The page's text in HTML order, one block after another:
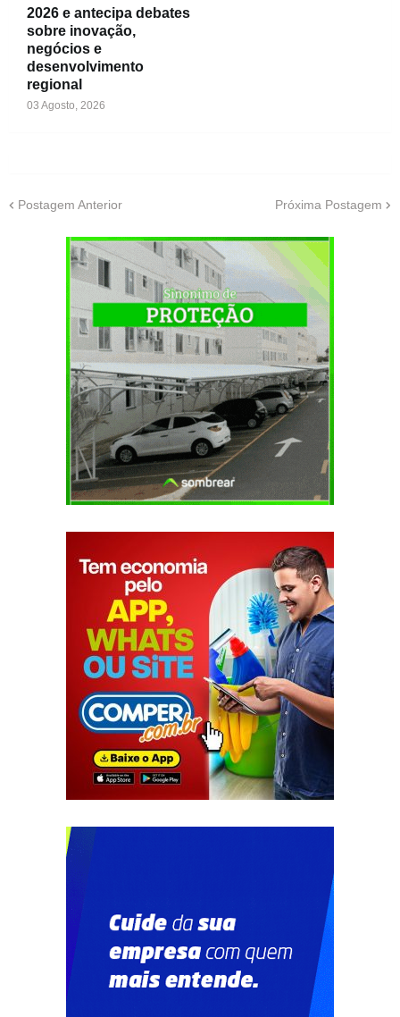
2026 e antecipa debates
sobre inovação,
negócios e
desenvolvimento
regional
03 Agosto, 2026
Postagem Anterior Próxima Postagem